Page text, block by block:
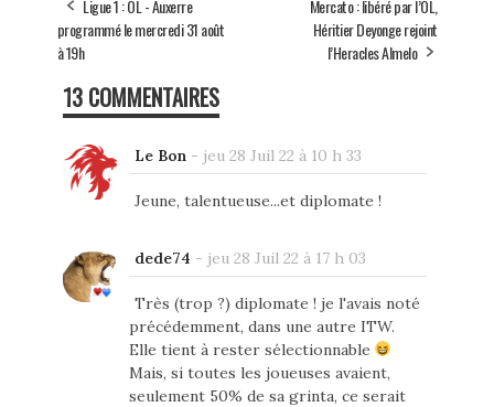
ok
Ligue 1 : OL - Auxerre
programmé le mercredi 31 août
à 19h
Mercato : libéré par l’OL,
Héritier Deyonge rejoint
l’Heracles Almelo
13 COMMENTAIRES
Le Bon - jeu 28 Juil 22 à 10 h 33
Jeune, talentueuse...et diplomate !
dede74 - jeu 28 Juil 22 à 17 h 03
Très (trop ?) diplomate ! je l'avais noté
précédemment, dans une autre ITW.
Elle tient à rester sélectionnable
Mais, si toutes les joueuses avaient,
seulement 50% de sa grinta, ce serait